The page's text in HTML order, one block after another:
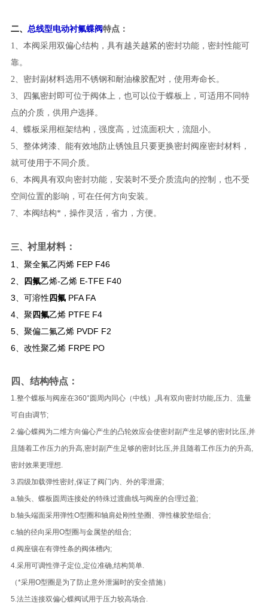
二、 总线型电动衬氟蝶阀特点：
1、本阀采用双偏心结构，具有越关越紧的密封功能，密封性能可
靠。
2、密封副材料选用不锈钢和耐油橡胶配对，使用寿命长。
3、四氟密封即可位于阀体上，也可以位于蝶板上，可适用不同特
点的介质，供用户选择。
4、蝶板采用框架结构，强度高，过流面积大，流阻小。
5、整体烤漆、能有效地防止锈蚀且只要更换密封阀座密封材料，
就可使用于不同介质。
6、本阀具有双向密封功能，安装时不受介质流向的控制，也不受
空间位置的影响，可在任何方向安装。
7、本阀结构*，操作灵活，省力，方便。
三、 衬里材料：
1、聚全氟乙丙烯 FEP F46
2、 四氟乙烯-乙烯 E-TFE F40
3、可溶性四氟PFA FA
4、聚四氟乙烯 PTFE F4
5、聚偏二氟乙烯 PVDF F2
6、改性聚乙烯 FRPE PO
四、结构特点：
1.整个蝶板与阀座在360°圆周内同心（中线）,具有双向密封功能,压力、流量
可自由调节;
2.偏心蝶阀为二维方向偏心产生的凸轮效应会使密封副产生足够的密封比压,并
且随着工作压力的升高,密封副产生足够的密封比压,并且随着工作压力的升高,
密封效果更理想.
3.四级加载弹性密封,保证了阀门内、外的零泄露;
a.轴头、蝶板圆周连接处的特殊过渡曲线与阀座的合理过盈;
b.轴头端面采用弹性O型圈和轴肩处刚性垫圈、弹性橡胶垫组合;
c.轴的径向采用O型圈与金属垫的组合;
d.阀座镶在有弹性条的阀体槽内;
4.采用可调性弹子定位,定位准确,结构简单.
（*采用O型圈是为了防止意外泄漏时的安全措施）
5.法兰连接双偏心蝶阀试用于压力较高场合.